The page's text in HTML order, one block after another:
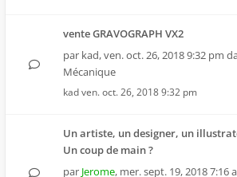
vente GRAVOGRAPH VX2
par kad,ven. oct. 26, 2018 9:32 pm
Mécanique
kadven. oct. 26, 2018 9:32 pm
Un artiste, un designer, un
Un coup de main ?
par Jerome, mer. sept. 19, 2018 7:16